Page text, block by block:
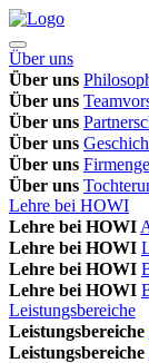
Über uns
Über uns
Über uns
Über uns
Über uns
Über uns
Über uns
Lehre bei HOWI
Lehre bei HOWI
Lehre bei HOWI
Lehre bei HOWI
Lehre bei HOWI
Leistungsbereiche
Leistungsbereiche
Leistungsbereiche